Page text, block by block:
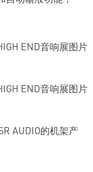
AUDIO的机架产